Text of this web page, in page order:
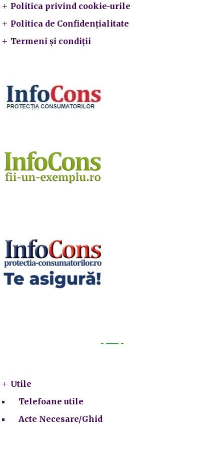
Politica privind cookie-urile
Politica de Confidențialitate
Termeni și condiții
Utile
Telefoane utile
Acte Necesare/Ghid